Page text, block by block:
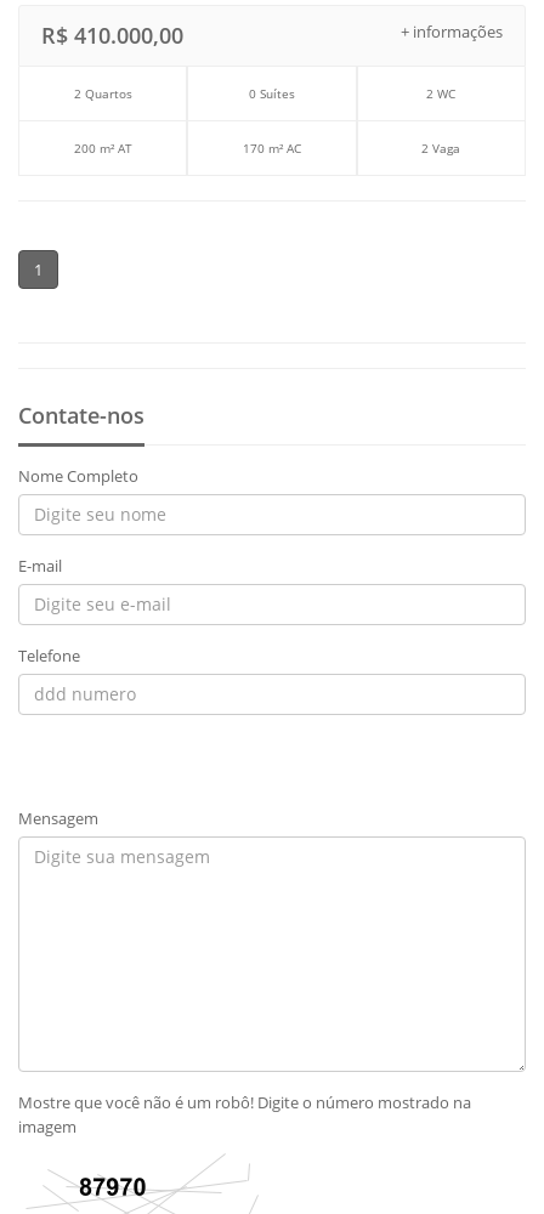
+ informações
R$ 410.000,00
2 Quartos 0 Suítes 2 WC
200 m² AT 170 m² AC 2 Vaga
1
Contate-nos
Nome Completo
E-mail
Telefone
Mensagem
Mostre que você não é um robô! Digite o número mostrado na
imagem